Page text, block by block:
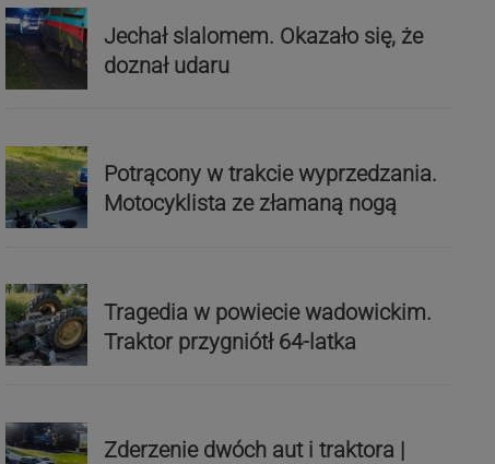
Jechał slalomem. Okazało się, że
doznał udaru
Potrącony w trakcie wyprzedzania.
Motocyklista ze złamaną nogą
Tragedia w powiecie wadowickim.
Traktor przygniótł 64-latka
Zderzenie dwóch aut i traktora |